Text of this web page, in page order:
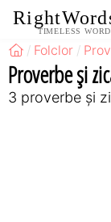
TIMELESS
Folclor
Proverbe și
3 proverbe și